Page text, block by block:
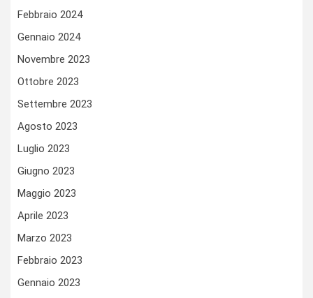
Febbraio 2024
Gennaio 2024
Novembre 2023
Ottobre 2023
Settembre 2023
Agosto 2023
Luglio 2023
Giugno 2023
Maggio 2023
Aprile 2023
Marzo 2023
Febbraio 2023
Gennaio 2023